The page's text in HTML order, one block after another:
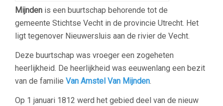
Mijnden is een buurtschap behorende tot de
gemeente Stichtse Vecht in de provincie Utrecht. Het
ligt tegenover Nieuwersluis aan de rivier de Vecht.
Deze buurtschap was vroeger een zogeheten
heerlijkheid. De heerlijkheid was eeuwenlang een bezit
van de familie Van Amstel Van Mijnden.
Op 1 januari 1812 werd het gebied deel van de nieuw